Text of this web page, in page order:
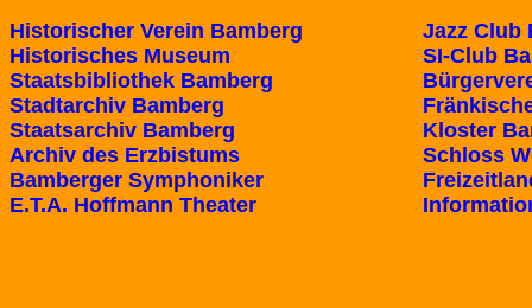
Historischer Verein Bamberg
Jazz Club
Historisches Museum
SI-Club
Staatsbibliothek Bamberg
Stadtarchiv Bamberg
Staatsarchiv Bamberg
Kloster
Archiv des Erzbistums
Schloss
Bamberger Symphoniker
E.T.A. Hoffmann Theater